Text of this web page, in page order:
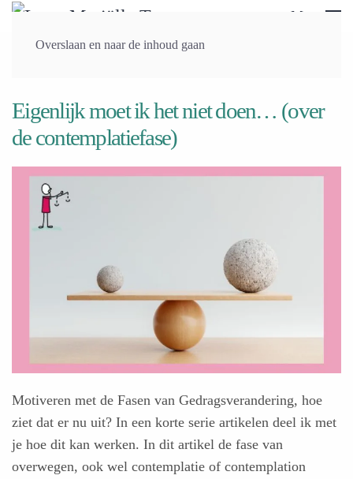
Overslaan en naar de inhoud gaan
Menu
Eigenlijk moet ik het niet doen… (over
de contemplatiefase)
Motiveren met de Fasen van Gedragsverandering, hoe
ziet dat er nu uit? In een korte serie artikelen deel ik met
je hoe dit kan werken. In dit artikel de fase van
overwegen, ook wel contemplatie of contemplation